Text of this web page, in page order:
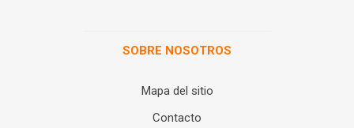
SOBRE NOSOTROS
Mapa del sitio
Contacto